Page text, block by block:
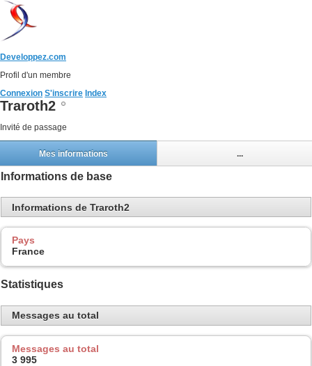
Developpez.com
Profil d'un membre
Connexion S'inscrire Index
Traroth2
Invité de passage
Mes informations ...
Informations de base
Informations de Traroth2
Pays
France
Statistiques
Messages au total
Messages au total
3 995